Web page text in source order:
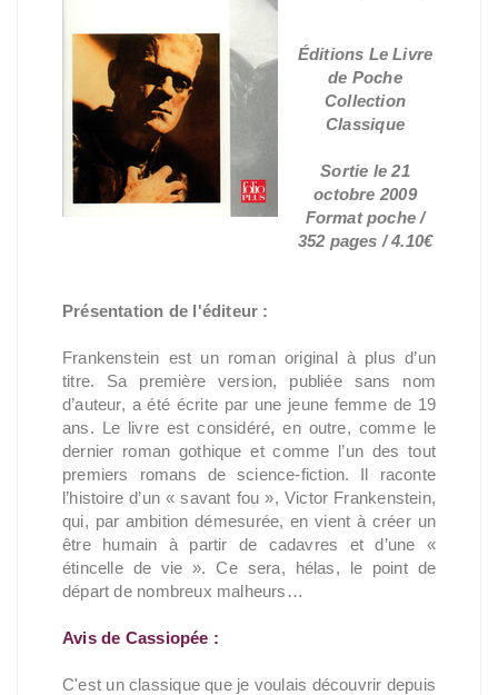
Éditions Le Livre
de Poche
Collection
Classique
Sortie le 21
octobre 2009
Format poche /
352 pages / 4.10€
Présentation de l'éditeur :
Frankenstein est un roman original à plus d’un
titre. Sa première version, publiée sans nom
d’auteur, a été écrite par une jeune femme de 19
ans. Le livre est considéré, en outre, comme le
dernier roman gothique et comme l’un des tout
premiers romans de science-fiction. Il raconte
l’histoire d’un « savant fou », Victor Frankenstein,
qui, par ambition démesurée, en vient à créer un
être humain à partir de cadavres et d’une «
étincelle de vie ». Ce sera, hélas, le point de
départ de nombreux malheurs…
Avis de Cassiopée :
C'est un classique que je voulais découvrir depuis